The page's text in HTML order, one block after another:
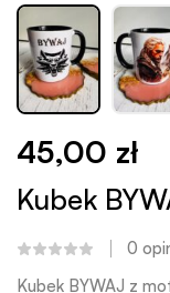
45,00 zł
Kubek
0
Kubek BYWAJ z